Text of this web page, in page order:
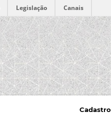
Legislação Canais
Cadastro